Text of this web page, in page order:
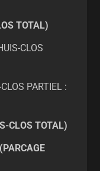
TOTAL)
CLOS
PARTIEL :
CLOS TOTAL)
(PARCAGE